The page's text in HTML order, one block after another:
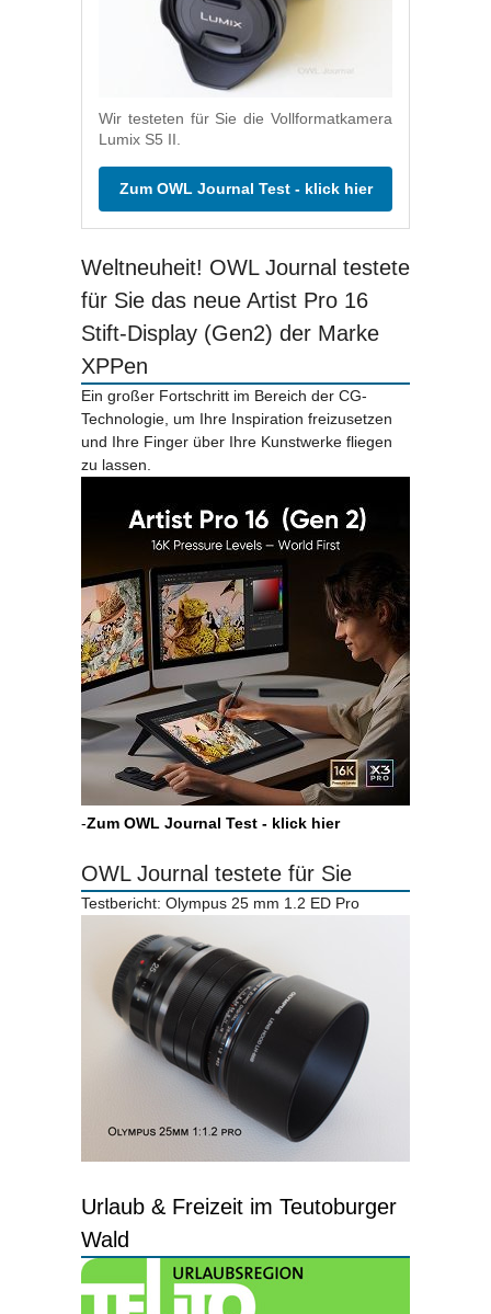
Wir testeten für Sie die Vollformatkamera
Lumix S5 II.
Zum OWL Journal Test - klick hier
Weltneuheit! OWL Journal testete
für Sie das neue Artist Pro 16
Stift-Display (Gen2) der Marke
XPPen
Ein großer Fortschritt im Bereich der CG-
Technologie, um Ihre Inspiration freizusetzen
und Ihre Finger über Ihre Kunstwerke fliegen
zu lassen.
-Zum OWL Journal Test - klick hier
OWL Journal testete für Sie
Testbericht: Olympus 25 mm 1.2 ED Pro
Urlaub & Freizeit im Teutoburger
Wald